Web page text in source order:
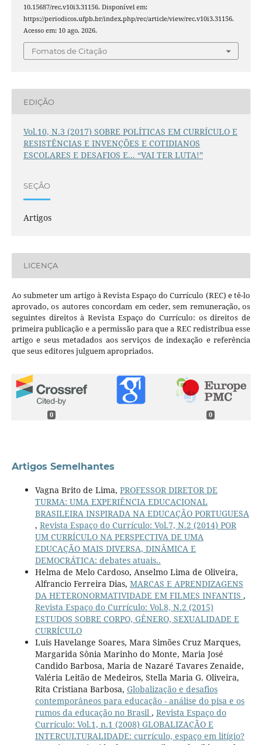
10.15687/rec.v10i3.31156. Disponível em:
https://periodicos.ufpb.br/index.php/rec/article/view/rec.v10i3.31156.
Acesso em: 10 ago. 2026.
Fomatos de Citação
EDIÇÃO
Vol.10, N.3 (2017) SOBRE POLÍTICAS EM CURRÍCULO E
RESISTÊNCIAS E INVENÇÕES E COTIDIANOS
ESCOLARES E DESAFIOS E... “VAI TER LUTA!”
SEÇÃO
Artigos
LICENÇA
Ao submeter um artigo à Revista Espaço do Currículo (REC) e tê-lo
aprovado, os autores concordam em ceder, sem remuneração, os
seguintes direitos à Revista Espaço do Currículo: os direitos de
primeira publicação e a permissão para que a REC redistribua esse
artigo e seus metadados aos serviços de indexação e referência
que seus editores julguem apropriados.
0 0
Artigos Semelhantes
Vagna Brito de Lima, PROFESSOR DIRETOR DE
TURMA: UMA EXPERIÊNCIA EDUCACIONAL
BRASILEIRA INSPIRADA NA EDUCAÇÃO PORTUGUESA
, Revista Espaço do Currículo: Vol.7, N.2 (2014) POR
UM CURRÍCULO NA PERSPECTIVA DE UMA
EDUCAÇÃO MAIS DIVERSA, DINÂMICA E
DEMOCRÁTICA: debates atuais..
Helma de Melo Cardoso, Anselmo Lima de Oliveira,
Alfrancio Ferreira Dias, MARCAS E APRENDIZAGENS
DA HETERONORMATIVIDADE EM FILMES INFANTIS ,
Revista Espaço do Currículo: Vol.8, N.2 (2015)
ESTUDOS SOBRE CORPO, GÊNERO, SEXUALIDADE E
CURRÍCULO
Luis Havelange Soares, Mara Simões Cruz Marques,
Margarida Sônia Marinho do Monte, Maria José
Candido Barbosa, Maria de Nazaré Tavares Zenaide,
Valéria Leitão de Medeiros, Stella Maria G. Oliveira,
Rita Cristiana Barbosa, Globalização e desafios
contemporâneos para educação - análise do pisa e os
rumos da educação no Brasil , Revista Espaço do
Currículo: Vol.1, n.1 (2008) GLOBALIZAÇÃO E
INTERCULTURALIDADE: currículo, espaço em litígio?